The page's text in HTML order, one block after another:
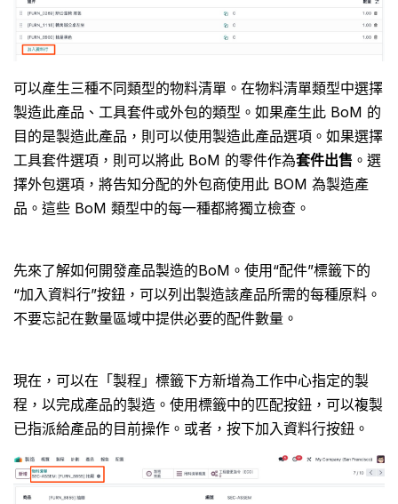
可以產生三種不同類型的物料清單。在物料清單類型中選擇
製造此產品、工具套件或外包的類型。如果產生此 BoM 的
目的是製造此產品，則可以使用製造此產品選項。如果選擇
工具套件選項，則可以將此 BoM 的零件作為套件出售 。選
擇外包選項，將告知分配的外包商使用此 BOM 為製造產
品。這些 BoM 類型中的每一種都將獨立檢查。
先來了解如何開發產品製造的BoM。使用“配件”標籤下的
“加入資料行”按鈕，可以列出製造該產品所需的每種原料。
不要忘記在數量區域中提供必要的配件數量。
現在，可以在「製程」標籤下方新增為工作中心指定的製
程，以完成產品的製造。使用標籤中的匹配按鈕，可以複製
已指派給產品的目前操作。或者，按下加入資料行按鈕。